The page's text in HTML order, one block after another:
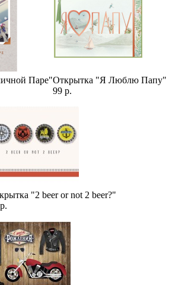
Паре"Открытка "Я Люблю Папу"
99 р.
"2 beer or not 2 beer?"